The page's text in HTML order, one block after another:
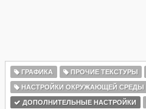
ГРАФИКА ПРОЧИЕ ТЕКСТУРЫ
НАСТРОЙКИ ОКРУЖАЮЩЕЙ СРЕДЫ
ДОПОЛНИТЕЛЬНЫЕ НАСТРОЙКИ